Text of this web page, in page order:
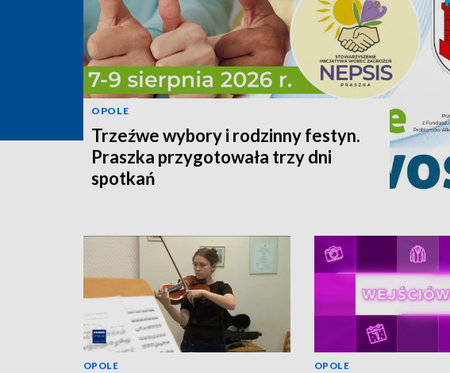
OPOLE
Trzeźwe wybory i rodzinny festyn.
Praszka przygotowała trzy dni
spotkań
OPOLE OPOLE